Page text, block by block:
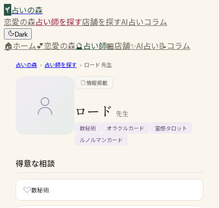
占いの森
恋愛の森占い師を探す店舗を探すAI占いコラム
Dark
🏠ホーム💕恋愛の森🔮占い師🏪店舗✨AI占い📝コラム
占いの森 › 占い師を探す › ロード先生
情報掲載
ロード 先生
数秘術 オラクルカード
霊感タロット
ルノルマンカード
得意な相談
数秘術